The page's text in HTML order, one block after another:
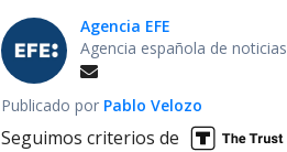
Agencia EFE
Agencia española de noticias
Publicado por Pablo Velozo
Seguimos criterios de